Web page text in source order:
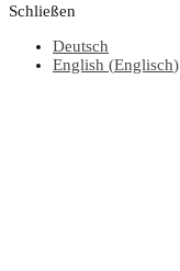
Schließen
Deutsch
English (Englisch)